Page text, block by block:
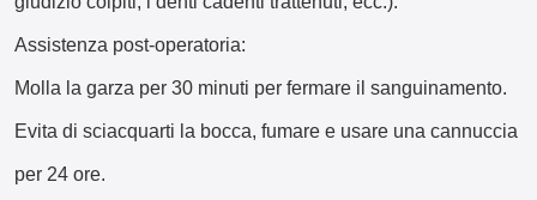
Assistenza post-operatoria:
Molla la garza per 30 minuti per fermare il sanguinamento.
Evita di sciacquarti la bocca, fumare e usare una cannuccia
per 24 ore.